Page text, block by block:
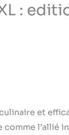
:
et
l’allié